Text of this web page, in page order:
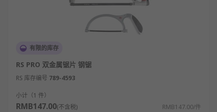
有限的库存
RS PRO 双金属锯片 钢锯
RS 库存编号 789-4593
小计（1 件）
RMB147.00(不含税) RMB147.00/件